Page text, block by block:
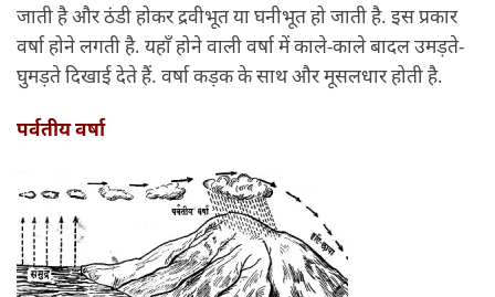
जाती है और ठंडी होकर द्रवीभूत या घनीभूत हो जाती है. इस प्रकार
वर्षा होने लगती है. यहाँ होने वाली वर्षा में काले-काले बादल उमड़ते-
घुमड़ते दिखाई देते हैं. वर्षा कड़क के साथ और मूसलधार होती है.
पर्वतीय वर्षा